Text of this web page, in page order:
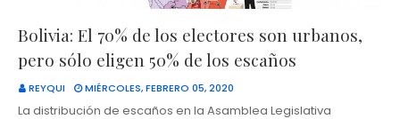
Bolivia: El 70% de los electores son urbanos,
pero sólo eligen 50% de los escaños
REYQUI MIÉRCOLES, FEBRERO 05, 2020
La distribución de escaños en la Asamblea Legislativa